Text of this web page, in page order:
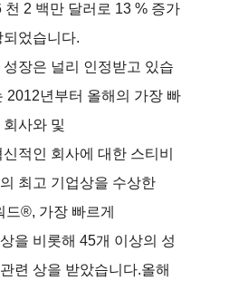
천 2 백만 달러로 13 % 증가
었습니다.
장은 널리 인정받고 있습
2012년부터 올해의 가장 빠
회사와 및
적인 회사에 대한 스티비
최고 기업상을 수상한
드®, 가장 빠르게
을 비롯해 45개 이상의 성
련 상을 받았습니다.올해